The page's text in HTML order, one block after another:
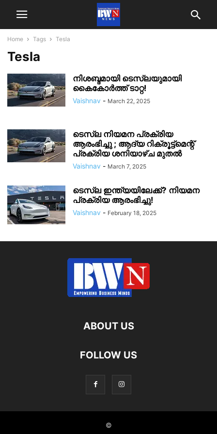
Home Tags Tesla
Tesla
നിശബ്ദമായി ടെസ്ലയുമായി
കൈകോർത്ത് ടാറ്റ!
Vaishnav - March 22, 2025
ടെസ്ല നിയമന പ്രക്രിയ
ആരംഭിച്ചു ; ആദ്യ റിക്രൂട്ട്മെന്റ്
പ്രക്രിയ ശനിയാഴ്ച മുതൽ
Vaishnav - March 7, 2025
ടെസ്ല ഇന്ത്യയിലേക്ക്? നിയമന
പ്രക്രിയ ആരംഭിച്ചു!
Vaishnav - February 18, 2025
ABOUT US
FOLLOW US
©